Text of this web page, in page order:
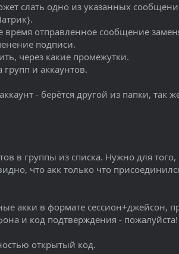
слать одно из указанных
отправленное сообщение
подписи.
через какие промежутки.
и аккаунтов.
- берётся другой из папки,
в группы из списка. Нужно для
что акк только что
акки в формате сессион+джейсон,
и код подтверждения - пожалуйста!
открытый код.